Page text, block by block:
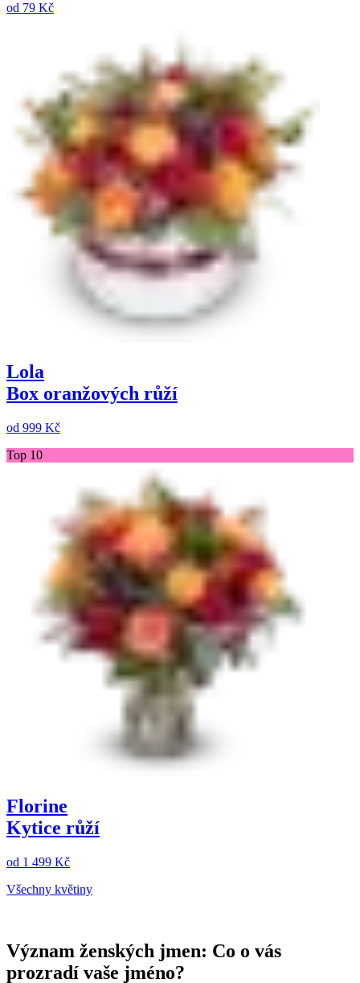
od 79 Kč
Lola
Box oranžových růží
od 999 Kč
Top 10
Florine
Kytice růží
od 1 499 Kč
Všechny květiny
Význam ženských jmen: Co o vás
prozradí vaše jméno?